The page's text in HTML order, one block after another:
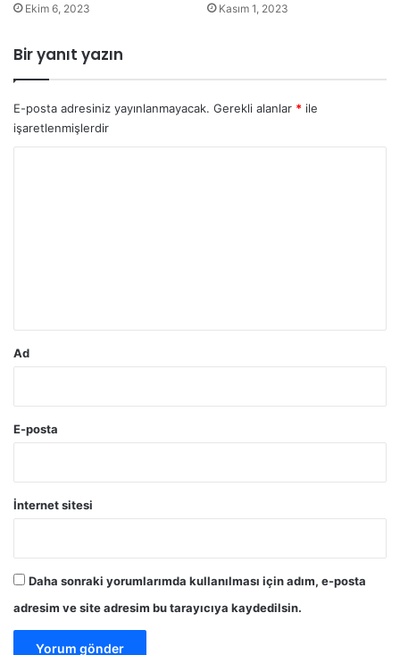
Ekim 6, 2023 Kasım 1, 2023
Bir yanıt yazın
E-posta adresiniz yayınlanmayacak. Gerekli alanlar * ile
işaretlenmişlerdir
Ad
E-posta
İnternet sitesi
Daha sonraki yorumlarımda kullanılması için adım, e-posta
adresim ve site adresim bu tarayıcıya kaydedilsin.